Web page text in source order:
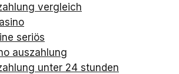
vergleich
seriös
auszahlung
unter 24 stunden